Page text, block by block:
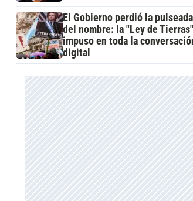
El Gobierno perdió la pulseada
del nombre: la "Ley de
impuso en toda la
digital